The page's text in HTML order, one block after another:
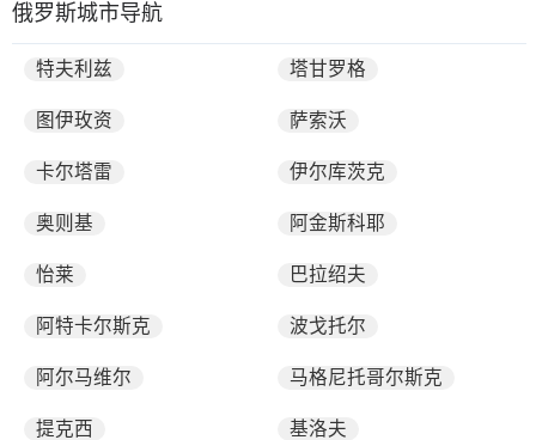
俄罗斯城市导航
特夫利兹 塔甘罗格
图伊玫资 萨索沃
卡尔塔雷 伊尔库茨克
奥则基 阿金斯科耶
怡莱 巴拉绍夫
阿特卡尔斯克 波戈托尔
阿尔马维尔 马格尼托哥尔斯克
提克西 基洛夫